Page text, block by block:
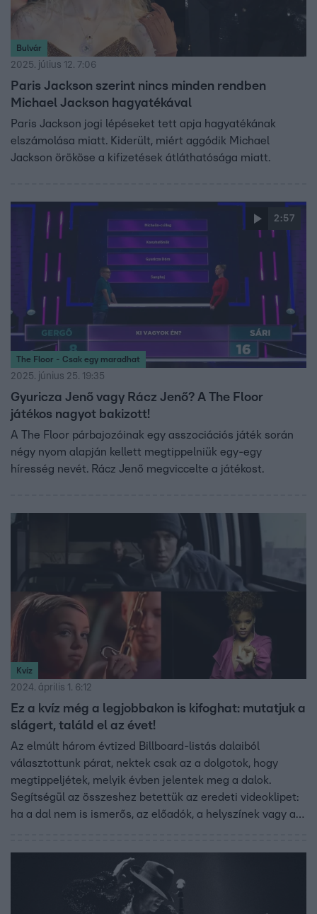
Bulvár
2025. július 12. 7:06
Paris Jackson szerint nincs minden rendben
Michael Jackson hagyatékával
Paris Jackson jogi lépéseket tett apja hagyatékának
elszámolása miatt. Kiderült, miért aggódik Michael
Jackson örököse a kifizetések átláthatósága miatt.
2:57
The Floor - Csak egy maradhat
2025. június 25. 19:35
Gyuricza Jenő vagy Rácz Jenő? A The Floor
játékos nagyot bakizott!
A The Floor párbajozóinak egy asszociációs játék során
négy nyom alapján kellett megtippelniük egy-egy
híresség nevét. Rácz Jenő megviccelte a játékost.
Kvíz
2024. április 1. 6:12
Ez a kvíz még a legjobbakon is kifoghat: mutatjuk a
slágert, találd el az évet!
Az elmúlt három évtized Billboard-listás dalaiból
választottunk párat, nektek csak az a dolgotok, hogy
megtippeljétek, melyik évben jelentek meg a dalok.
Segítségül az összeshez betettük az eredeti videoklipet:
ha a dal nem is ismerős, az előadók, a helyszínek vagy a